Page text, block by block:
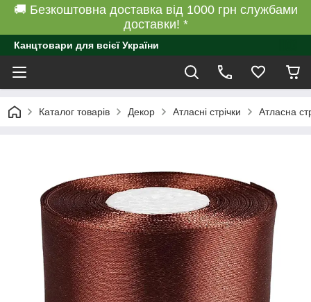
🚚 Безкоштовна доставка від 1000 грн службами
доставки! *
Канцтовари для всієї України
Каталог товарів Декор Атласні стрічки Атласна